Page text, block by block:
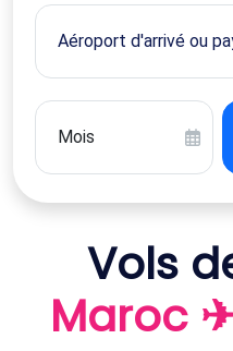
Vols
Maroc